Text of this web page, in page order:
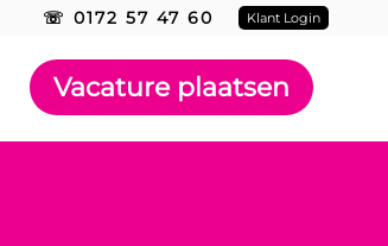
☏ 0172 57 47 60 Klant Login
Vacature plaatsen